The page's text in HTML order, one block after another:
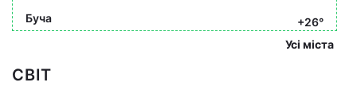
Буча
+26°
Усі міста
СВІТ